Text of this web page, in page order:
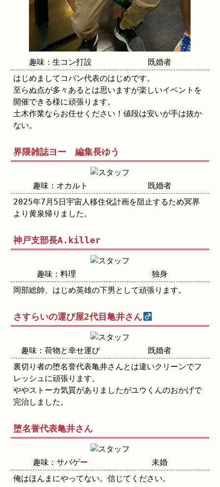
趣味：生コン打設
既婚者
はじめましてコパン代表のはじめです。
至らぬ点が多々あるとは思いますが楽しいイベントを
開催できる様に頑張ります。
土木作業ならお任せください！値段は安いが手は抜か
ない。
界隈雑誌ヨー 編集長ゆう
趣味：オカルト
既婚者
2025年7月5日宇宙人移住化計画を阻止するため冥界
より黄泉帰りました。
神戸支部長A.killer
趣味：料理
独身
岡部総帥、はじめ英雄の下男として頑張ります。
さすらいの運び屋2代目亀井さん
趣味：荷物と幸せ運び
既婚者
裏切り者の堕名誉代表亀井さんとは違いクリーンでフ
レッシュに頑張ります。
ややストーカ気質がありましたがユウくんのおかげで
完治しました。
堕名誉代表亀井さん
趣味：サバゲー
未婚
俺はほんまにやってない。信じてください。